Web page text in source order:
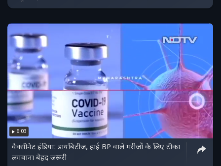
6:03
वैक्सीनेट इंडिया: डायबिटीज, हाई BP वाले मरीजों के लिए टीका
लगवाना बेहद जरूरी